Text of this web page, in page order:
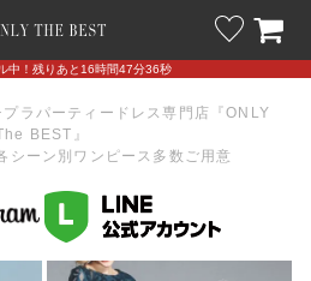
中！残りあと16時間47分36秒
ラパーティードレス専門店『ONLY
BEST』
シーン別ワンピース多数ご用意